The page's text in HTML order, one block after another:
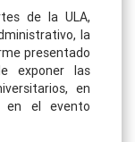
de la ULA,
la
presentado
exponer las
en
en el evento